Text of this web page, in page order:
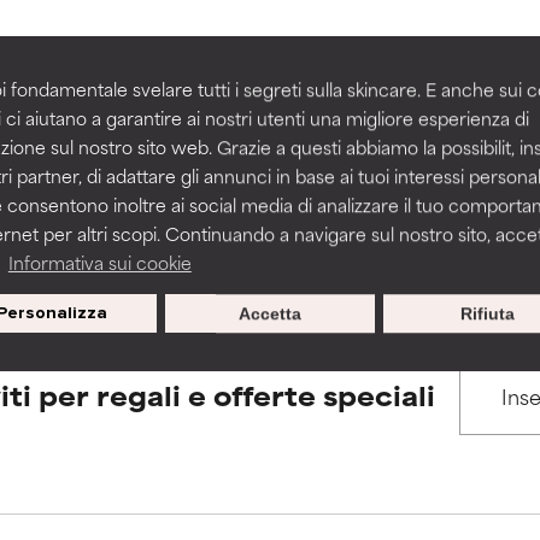
fondamentale svelare tutti i segreti sulla skincare. E anche sui
ci aiutano a garantire ai nostri utenti una migliore esperienza di
sul nostro sito web. Grazie a questi abbiamo la possibilit,
partner, di adattare gli annunci in base ai tuoi interessi
consentono inoltre ai social media di analizzare il tuo
per altri scopi. Continuando a navigare sul nostro sito,
Informativa sui cookie
Rifiuta
Accetta
BACK TO SEARCH
to assess ingredients in this dictionary. Regulations
irritante, ma può presentare problemi per come appare
problemi di altro tipo che ne limitano l'utilità.
Il rischio aumenta se combinato con altri ingredienti
infiammazioni, secchezza, ecc. Può offrire benefici solo in
che fa più male che bene.
irritante, ma può presentare problemi per come appare
problemi di altro tipo che ne limitano l'utilità.
Il rischio aumenta se combinato con altri ingredienti
infiammazioni, secchezza, ecc. Può offrire benefici solo in
che fa più male che bene.
per regali e offerte speciali